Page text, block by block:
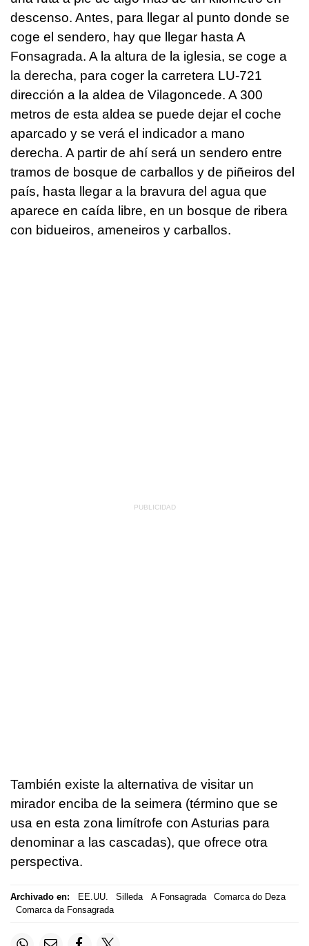
descenso. Antes, para llegar al punto donde se
coge el sendero, hay que llegar hasta A
Fonsagrada. A la altura de la iglesia, se coge a
la derecha, para coger la carretera LU-721
dirección a la aldea de Vilagoncede. A 300
metros de esta aldea se puede dejar el coche
aparcado y se verá el indicador a mano
derecha. A partir de ahí será un sendero entre
tramos de bosque de carballos y de piñeiros del
país, hasta llegar a la bravura del agua que
aparece en caída libre, en un bosque de ribera
con bidueiros, ameneiros y carballos.
También existe la alternativa de visitar un
mirador enciba de la seimera (término que se
usa en esta zona limítrofe con Asturias para
denominar a las cascadas), que ofrece otra
perspectiva.
Archivado en: EE.UU. Silleda A Fonsagrada
Comarca do Deza
Comarca da Fonsagrada